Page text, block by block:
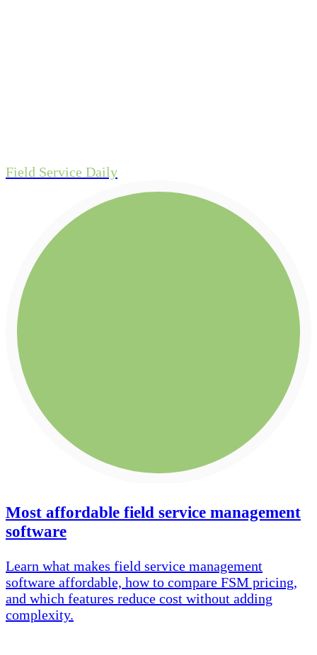
Field Service Daily
Most affordable field service management
software
Learn what makes field service management
software affordable, how to compare FSM pricing,
and which features reduce cost without adding
complexity.